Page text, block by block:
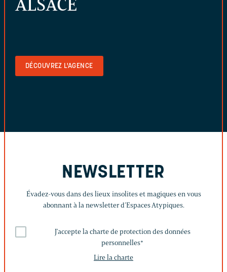
ALSACE
DÉCOUVREZ L'AGENCE
NEWSLETTER
Évadez-vous dans des lieux insolites et magiques en vous
abonnant à la newsletter d’Espaces Atypiques.
J'accepte la charte de protection des données
personnelles*
Lire la charte